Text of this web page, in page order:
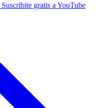
Suscribite gratis a YouTube